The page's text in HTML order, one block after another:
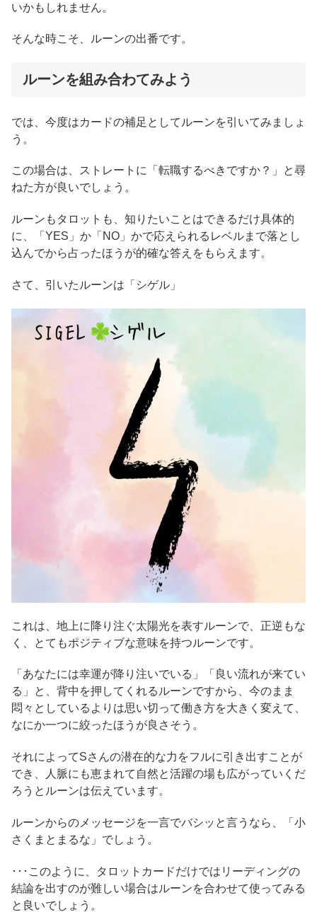
いかもしれません。
そんな時こそ、ルーンの出番です。
ルーンを組み合わてみよう
では、今度はカードの補足としてルーンを引いてみましょ
う。
この場合は、ストレートに「転職するべきですか？」と尋
ねた方が良いでしょう。
ルーンもタロットも、知りたいことはできるだけ具体的
に、「YES」か「NO」かで応えられるレベルまで落とし
込んでから占ったほうが的確な答えをもらえます。
さて、引いたルーンは「シゲル」
これは、地上に降り注ぐ太陽光を表すルーンで、正逆もな
く、とてもポジティブな意味を持つルーンです。
「あなたには幸運が降り注いでいる」「良い流れが来てい
る」と、背中を押してくれるルーンですから、今のまま
悶々としているよりは思い切って働き方を大きく変えて、
なにか一つに絞ったほうが良さそう。
それによってSさんの潜在的な力をフルに引き出すことが
でき、人脈にも恵まれて自然と活躍の場も広がっていくだ
ろうとルーンは伝えています。
ルーンからのメッセージを一言でバシッと言うなら、「小
さくまとまるな」でしょう。
･･･このように、タロットカードだけではリーディングの
結論を出すのが難しい場合はルーンを合わせて使ってみる
と良いでしょう。